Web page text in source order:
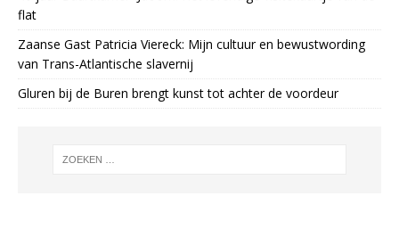
flat
Zaanse Gast Patricia Viereck: Mijn cultuur en bewustwording
van Trans-Atlantische slavernij
Gluren bij de Buren brengt kunst tot achter de voordeur